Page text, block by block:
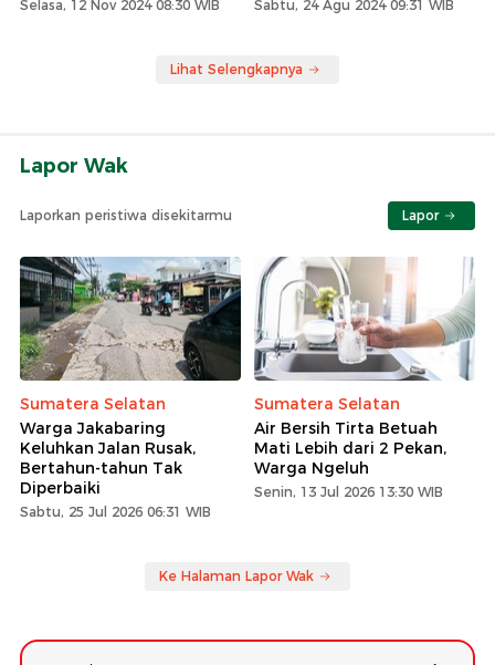
Selasa, 12 Nov 2024 08:30 WIB Sabtu, 24 Agu 2024 09:31 WIB
Lihat Selengkapnya
Lapor Wak
Laporkan peristiwa disekitarmu Lapor
Sumatera Selatan
Warga Jakabaring
Keluhkan Jalan Rusak,
Bertahun-tahun Tak
Diperbaiki
Sabtu, 25 Jul 2026 06:31 WIB
Sumatera Selatan
Air Bersih Tirta Betuah
Mati Lebih dari 2 Pekan,
Warga Ngeluh
Senin, 13 Jul 2026 13:30 WIB
Ke Halaman Lapor Wak